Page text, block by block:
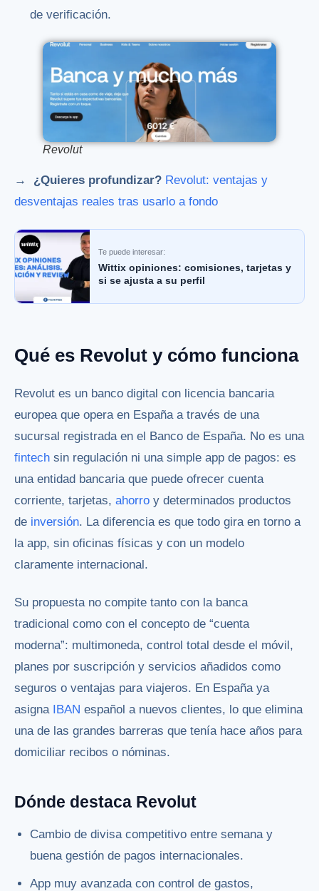
de verificación.
Revolut
→ ¿Quieres profundizar? Revolut: ventajas y
desventajas reales tras usarlo a fondo
Te puede interesar:
Wittix opiniones: comisiones, tarjetas y
si se ajusta a su perfil
Qué es Revolut y cómo funciona
Revolut es un banco digital con licencia bancaria
europea que opera en España a través de una
sucursal registrada en el Banco de España. No es una
fintech sin regulación ni una simple app de pagos: es
una entidad bancaria que puede ofrecer cuenta
corriente, tarjetas, ahorro y determinados productos
de inversión. La diferencia es que todo gira en torno a
la app, sin oficinas físicas y con un modelo
claramente internacional.
Su propuesta no compite tanto con la banca
tradicional como con el concepto de “cuenta
moderna”: multimoneda, control total desde el móvil,
planes por suscripción y servicios añadidos como
seguros o ventajas para viajeros. En España ya
asigna IBAN español a nuevos clientes, lo que elimina
una de las grandes barreras que tenía hace años para
domiciliar recibos o nóminas.
Dónde destaca Revolut
Cambio de divisa competitivo entre semana y
buena gestión de pagos internacionales.
App muy avanzada con control de gastos,